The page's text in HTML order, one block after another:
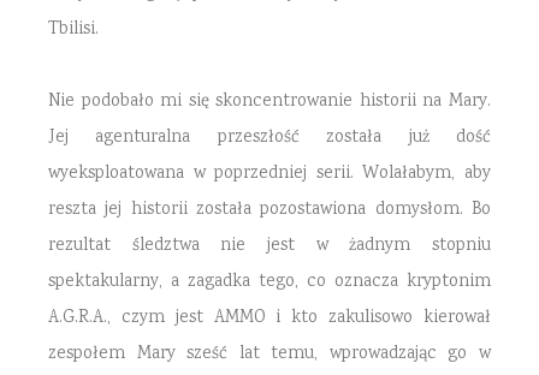
Tbilisi.
Nie podobało mi się skoncentrowanie historii na Mary.
Jej agenturalna przeszłość została już dość
wyeksploatowana w poprzedniej serii. Wolałabym, aby
reszta jej historii została pozostawiona domysłom. Bo
rezultat śledztwa nie jest w żadnym stopniu
spektakularny, a zagadka tego, co oznacza kryptonim
A.G.R.A., czym jest AMMO i kto zakulisowo kierował
zespołem Mary sześć lat temu, wprowadzając go w